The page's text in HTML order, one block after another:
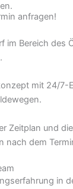
anfragen!
im Bereich des
mit 24/7-
Zeitplan und
nach dem
in